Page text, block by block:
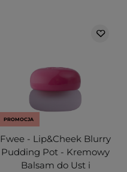
PROMOCJA
Fwee - Lip&Cheek Blurry
Pudding Pot - Kremowy
Balsam do Ust i